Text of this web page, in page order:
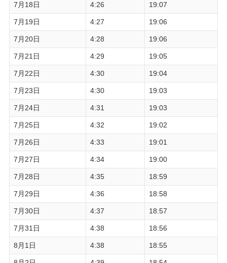
7月18日 4:26 19:07
7月19日 4:27 19:06
7月20日 4:28 19:06
7月21日 4:29 19:05
7月22日 4:30 19:04
7月23日 4:30 19:03
7月24日 4:31 19:03
7月25日 4:32 19:02
7月26日 4:33 19:01
7月27日 4:34 19:00
7月28日 4:35 18:59
7月29日 4:36 18:58
7月30日 4:37 18:57
7月31日 4:38 18:56
8月1日 4:38 18:55